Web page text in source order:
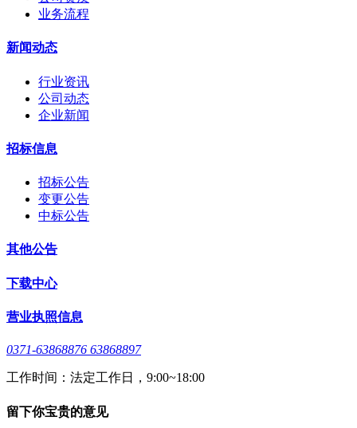
业务流程
新闻动态
行业资讯
公司动态
企业新闻
招标信息
招标公告
变更公告
中标公告
其他公告
下载中心
营业执照信息
0371-63868876 63868897
工作时间：法定工作日，9:00~18:00
留下你宝贵的意见